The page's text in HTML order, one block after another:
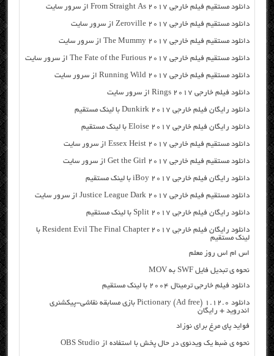
دانلود مستقیم فیلم خارجی From Straight As 2017 از سرور سایت
دانلود مستقیم فیلم خارجی Zeroville 2017 از سرور سایت
دانلود مستقیم فیلم خارجی The Mummy 2017 از سرور سایت
دانلود مستقیم فیلم خارجی The Fate of the Furious 2017 از سرور سایت
دانلود مستقیم فیلم خارجی Running Wild 2017 از سرور سایت
دانلود فیلم خارجی Rings 2017 از سرور سایت
دانلود رایگان فیلم خارجی Dunkirk 2017 با لینک مستقیم
دانلود رایگان فیلم خارجی Eloise 2017 با لینک مستقیم
دانلود مستقیم فیلم خارجی Essex Heist 2017 از سرور سایت
دانلود مستقیم فیلم خارجی Get the Girl 2017 از سرور سایت
دانلود رایگان فیلم خارجی iBoy 2017 با لینک مستقیم
دانلود مستقیم فیلم خارجی Justice League Dark 2017 از سرور سایت
دانلود رایگان فیلم خارجی Split 2017 با لینک مستقیم
دانلود رایگان فیلم خارجی Resident Evil The Final Chapter 2017 با
لینک مستقیم
اس ام اس روز معلم
نحوه ی تبدیل فایل SWF به MOV
دانلود فیلم خارجی ترمینال ۲۰۰۴ با لینک مستقیم
دانلود Pictionary (Ad free) 1.12.0 بازی مسابقه نقاشی-پیکشنری
اندروید + رایگان
فواید پای مرغ برای نوزاد
نحوه ی ضبط یک ویدئوی در حال پخش با استفاده از OBS Studio